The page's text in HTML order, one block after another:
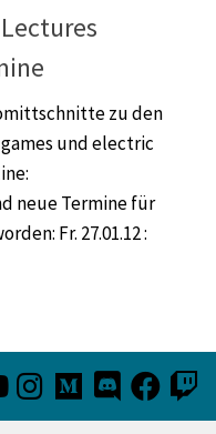
zu den
und electric
neue Termine für
Fr. 27.01.12 :